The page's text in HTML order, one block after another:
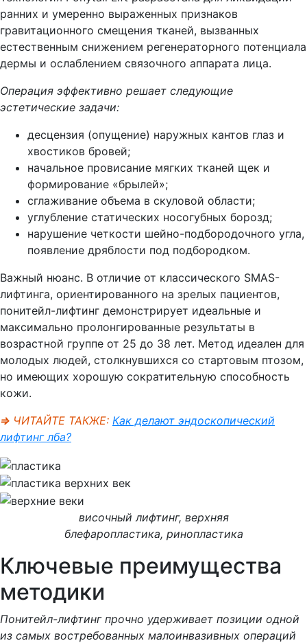
ранних и умеренно выраженных признаков
гравитационного смещения тканей, вызванных
естественным снижением регенераторного потенциала
дермы и ослаблением связочного аппарата лица.
Операция эффективно решает следующие
эстетические задачи:
десцензия (опущение) наружных кантов глаз и
хвостиков бровей;
начальное провисание мягких тканей щек и
формирование «брылей»;
сглаживание объема в скуловой области;
углубление статических носогубных борозд;
нарушение четкости шейно-подбородочного угла,
появление дряблости под подбородком.
Важный нюанс. В отличие от классического SMAS-
лифтинга, ориентированного на зрелых пациентов,
понитейл-лифтинг демонстрирует идеальные и
максимально пролонгированные результаты в
возрастной группе от 25 до 38 лет. Метод идеален для
молодых людей, столкнувшихся со стартовым птозом,
но имеющих хорошую сократительную способность
кожи.
⇒ ЧИТАЙТЕ ТАКЖЕ: Как делают эндоскопический
лифтинг лба?
височный лифтинг, верхняя
блефаропластика, ринопластика
Ключевые преимущества
методики
Понитейл-лифтинг прочно удерживает позиции одной
из самых востребованных малоинвазивных операций